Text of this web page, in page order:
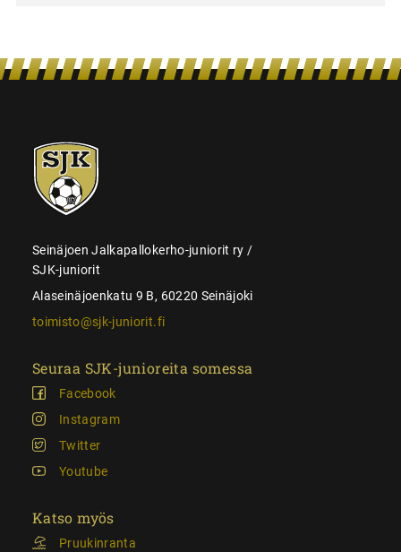
SJK-
juniorit
Seinäjoen Jalkapallokerho-juniorit ry /
SJK-juniorit
Alaseinäjoenkatu 9 B, 60220 Seinäjoki
toimisto@sjk-juniorit.fi
Seuraa SJK-junioreita somessa
Facebook
Instagram
Twitter
Youtube
Katso myös
Pruukinranta